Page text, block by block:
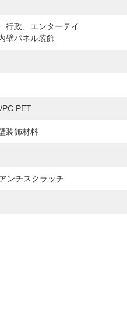
行政、エンターテイ
壁パネル装飾
PET
装飾材料
ンチスクラッチ